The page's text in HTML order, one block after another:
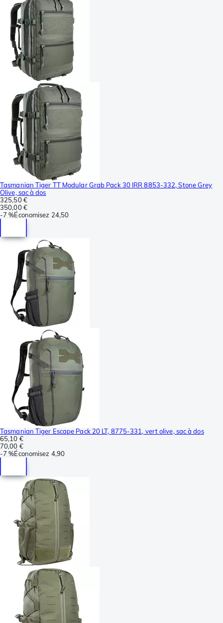
Tasmanian Tiger TT Modular Grab Pack 30 IRR 8853-332, Stone Grey
Olive, sac à dos
325,50 €
350,00 €
-7 %Économisez 24,50
Tasmanian Tiger Escape Pack 20 LT, 8775-331, vert olive, sac à dos
65,10 €
70,00 €
-7 %Économisez 4,90